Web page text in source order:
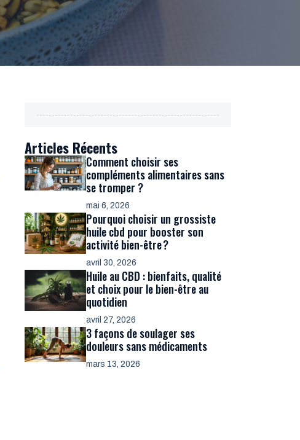
Articles Récents
Comment choisir ses
compléments alimentaires sans
se tromper ?
mai 6, 2026
Pourquoi choisir un grossiste
huile cbd pour booster son
activité bien-être ?
avril 30, 2026
Huile au CBD : bienfaits, qualité
et choix pour le bien-être au
quotidien
avril 27, 2026
3 façons de soulager ses
douleurs sans médicaments
mars 13, 2026